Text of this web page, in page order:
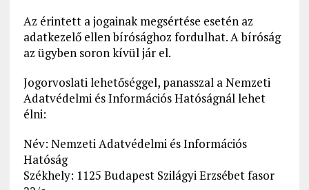
Az érintett a jogainak megsértése esetén az
adatkezelő ellen bírósághoz fordulhat. A bíróság
az ügyben soron kívül jár el.
Jogorvoslati lehetőséggel, panasszal a Nemzeti
Adatvédelmi és Információs Hatóságnál lehet
élni:
Név: Nemzeti Adatvédelmi és Információs
Hatóság
Székhely: 1125 Budapest Szilágyi Erzsébet fasor